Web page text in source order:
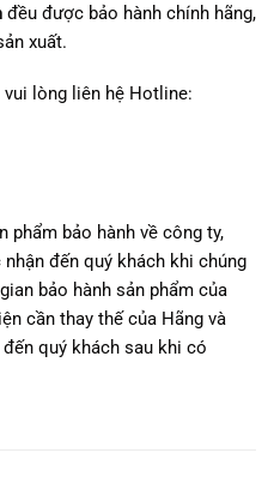
đều được bảo hành chính hãng,
xuất.
vui lòng liên hệ Hotline:
phẩm bảo hành về công ty,
đến quý khách khi chúng
bảo hành sản phẩm của
cần thay thế của Hãng và
quý khách sau khi có